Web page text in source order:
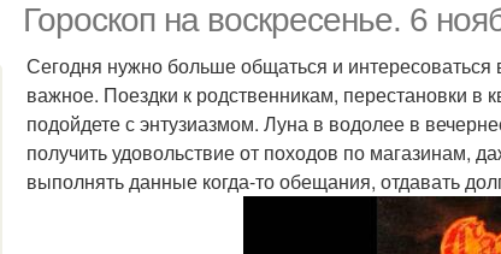
Гороскоп на воскресенье. 6
Сегодня нужно больше общаться и
важное. Поездки к родственникам, перестановки в
подойдете с энтузиазмом. Луна в водолее в
получить удовольствие от походов по магазинам,
выполнять данные когда-то обещания, отдавать